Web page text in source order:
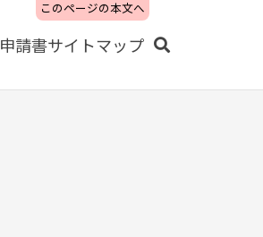
このページの本文へ
申請書サイトマップ